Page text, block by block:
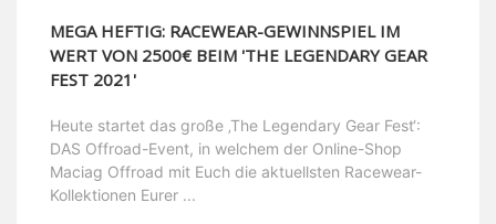
MEGA HEFTIG: RACEWEAR-GEWINNSPIEL IM
WERT VON 2500€ BEIM 'THE LEGENDARY GEAR
FEST 2021'
Heute startet das große ‚The Legendary Gear Fest‘:
DAS Offroad-Event, in welchem der Online-Shop
Maciag Offroad mit Euch die aktuellsten Racewear-
Kollektionen Eurer ...